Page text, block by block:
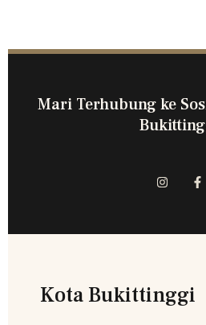
Mari Terhubung ke
Kota Bukittinggi